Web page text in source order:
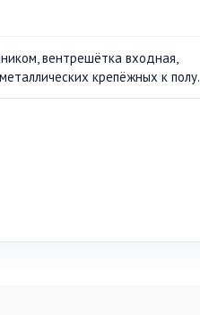
вентрешётка входная,
крепёжных к полу.